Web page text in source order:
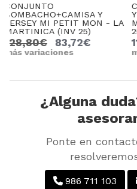
CONJUNTO BRAGA+BLUSA
Y CHAQUETA MI PETIT
MON - LA MARTINICA (INV
25)
113,25€
más variaciones
¿Alguna
Ponte en
986 711 103